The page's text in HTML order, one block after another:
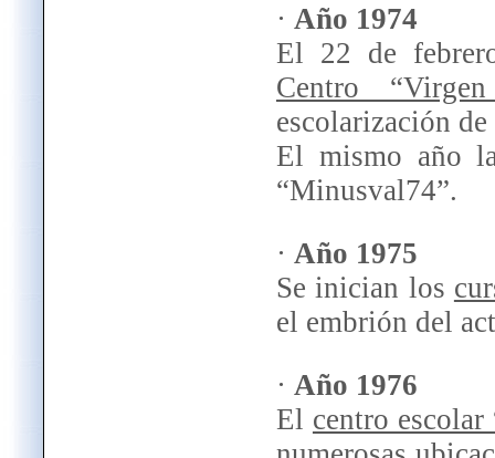
· Año 1974
El 22 de
Centro
escolarización
El mismo año
“Minusval74”.
· Año 1975
Se inician los
el embrión del
· Año 1976
El centro